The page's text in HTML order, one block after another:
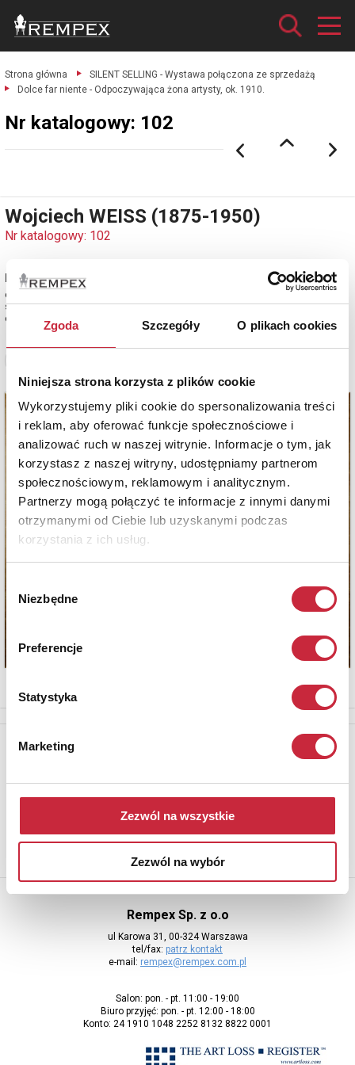
Zgoda Szczegóły O plikach cookies
Niniejsza strona korzysta z plików cookie
Wykorzystujemy pliki cookie do spersonalizowania treści
i reklam, aby oferować funkcje społecznościowe i
analizować ruch w naszej witrynie. Informacje o tym, jak
korzystasz z naszej witryny, udostępniamy partnerom
społecznościowym, reklamowym i analitycznym.
Partnerzy mogą połączyć te informacje z innymi danymi
otrzymanymi od Ciebie lub uzyskanymi podczas
korzystania z ich usług.
zgody
Niezbędne
Preferencje
Statystyka
Marketing
Zezwól na wszystkie
Zezwól na wybór
Strona główna
SILENT SELLING - Wystawa połączona ze sprzedażą
Dolce far niente - Odpoczywająca żona artysty, ok. 1910.
Nr katalogowy: 102
Wojciech WEISS (1875-1950)
Nr katalogowy: 102
Dolce far niente - Odpoczywająca żona artysty, ok. 1910
olej, płótno; 64 x 79 cm (w świetle oprawy);
sygn. p. d.: WW
estymacja: 50 000 - 60 000 zł
adres e-mail
Rempex Sp. z o.o
ul Karowa 31, 00-324 Warszawa
tel/fax: patrz kontakt
e-mail: rempex@rempex.com.pl
Salon: pon. - pt. 11:00 - 19:00
Biuro przyjęć: pon. - pt. 12:00 - 18:00
Konto: 24 1910 1048 2252 8132 8822 0001